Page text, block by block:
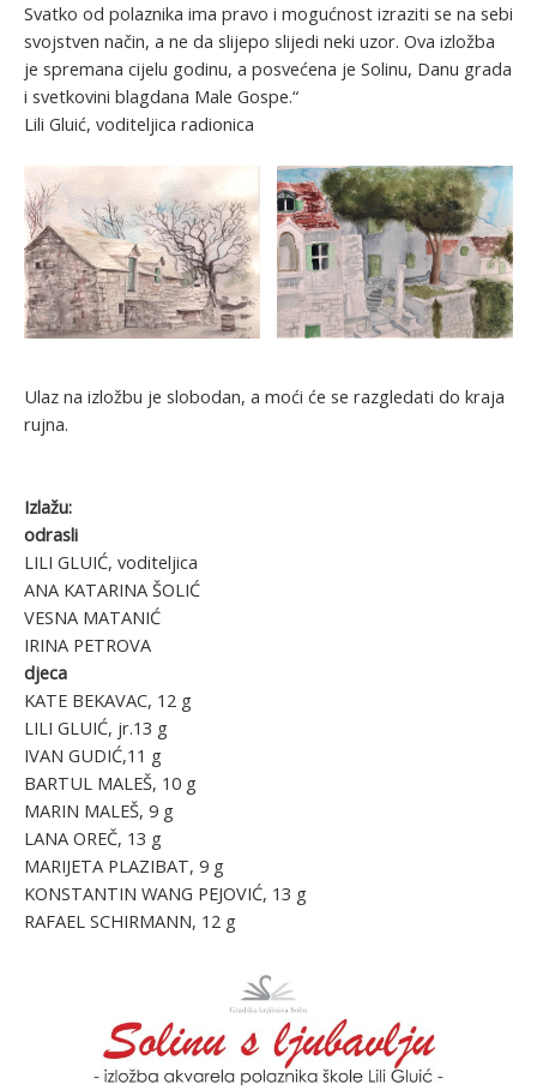
Svatko od polaznika ima pravo i mogućnost izraziti se na sebi
svojstven način, a ne da slijepo slijedi neki uzor. Ova izložba
je spremana cijelu godinu, a posvećena je Solinu, Danu grada
i svetkovini blagdana Male Gospe.“
Lili Gluić, voditeljica radionica
Ulaz na izložbu je slobodan, a moći će se razgledati do kraja
rujna.
Izlažu:
odrasli
LILI GLUIĆ, voditeljica
ANA KATARINA ŠOLIĆ
VESNA MATANIĆ
IRINA PETROVA
djeca
KATE BEKAVAC, 12 g
LILI GLUIĆ, jr.13 g
IVAN GUDIĆ,11 g
BARTUL MALEŠ, 10 g
MARIN MALEŠ, 9 g
LANA OREČ, 13 g
MARIJETA PLAZIBAT, 9 g
KONSTANTIN WANG PEJOVIĆ, 13 g
RAFAEL SCHIRMANN, 12 g